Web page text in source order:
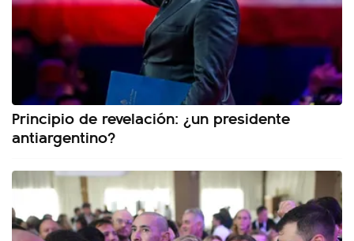
Principio de revelación: ¿un presidente
antiargentino?